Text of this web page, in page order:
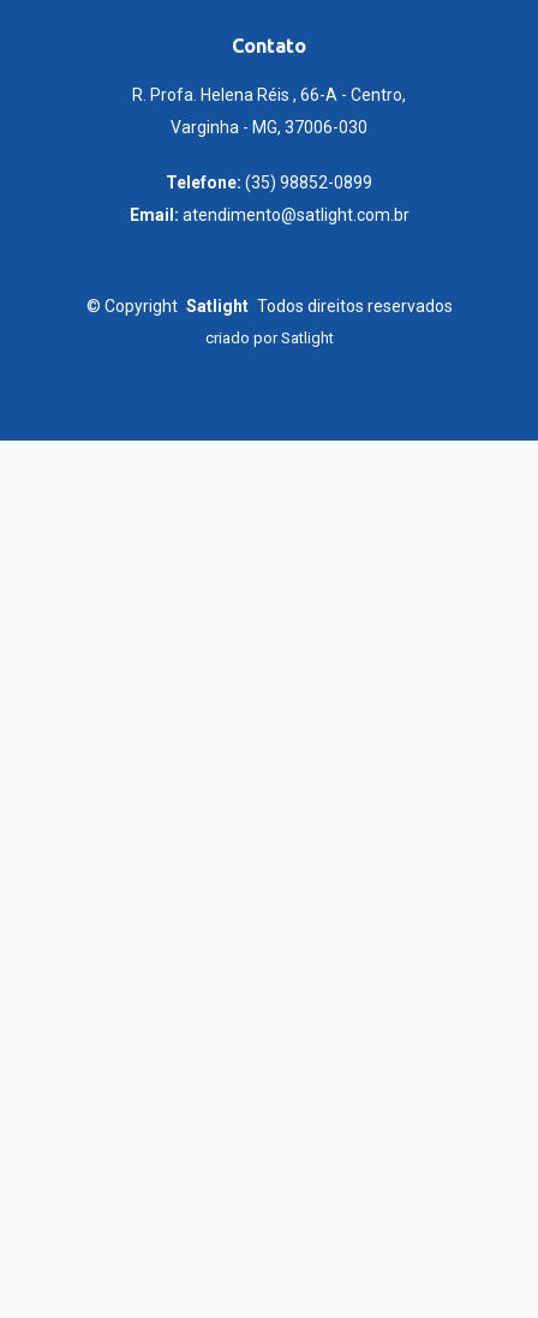
Contato
R. Profa. Helena Réis , 66-A - Centro,
Varginha - MG, 37006-030
Telefone: (35) 98852-0899
Email: atendimento@satlight.com.br
© Copyright Satlight Todos direitos reservados
criado porSatlight